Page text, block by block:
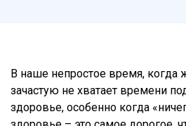
В наше непростое время, когда
зачастую не хватает времени
здоровье, особенно когда